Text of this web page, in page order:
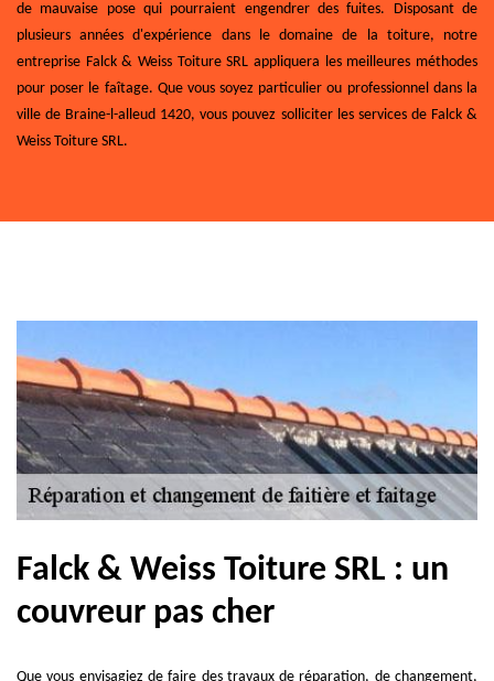
de mauvaise pose qui pourraient engendrer des fuites. Disposant de
plusieurs années d'expérience dans le domaine de la toiture, notre
entreprise Falck & Weiss Toiture SRL appliquera les meilleures méthodes
pour poser le faîtage. Que vous soyez particulier ou professionnel dans la
ville de Braine-l-alleud 1420, vous pouvez solliciter les services de Falck &
Weiss Toiture SRL.
Falck & Weiss Toiture SRL : un
couvreur pas cher
Que vous envisagiez de faire des travaux de réparation, de changement,